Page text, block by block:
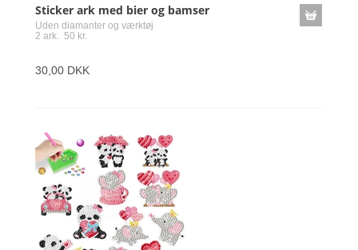
Sticker ark med bier og bamser
Uden diamanter og værktøj
2 ark. 50 kr.
30,00 DKK